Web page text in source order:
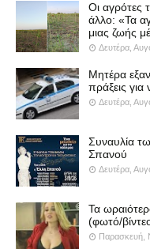
Οι αγρότες
άλλο: «Τα
μιας ζωής
Δευτέρα,
Μητέρα
πράξεις για
Δευτέρα,
Συναυλία
Σπανού
Δευτέρα,
Τα
(φωτό/
Παρασκευή,